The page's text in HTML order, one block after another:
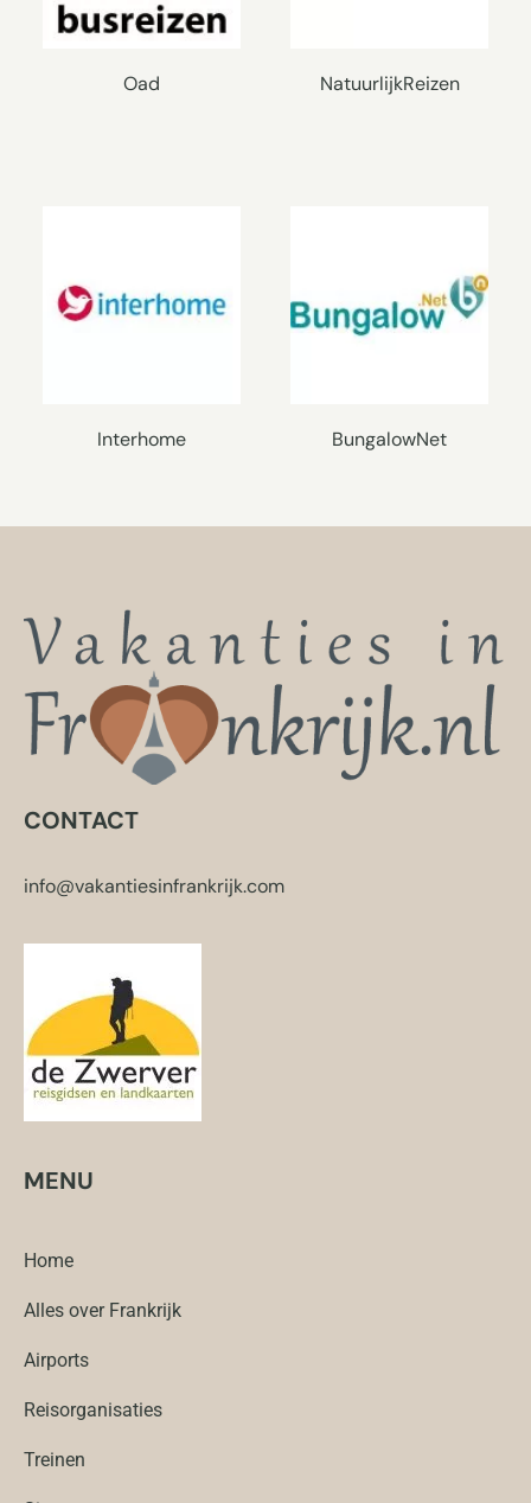
Oad NatuurlijkReizen
Interhome BungalowNet
CONTACT
info@vakantiesinfrankrijk.com
MENU
Home
Alles over Frankrijk
Airports
Reisorganisaties
Treinen